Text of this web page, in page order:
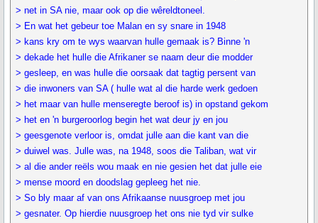
> net in SA nie, maar ook op die wêreldtoneel.
> En wat het gebeur toe Malan en sy snare in 1948
> kans kry om te wys waarvan hulle gemaak is? Binne 'n
> dekade het hulle die Afrikaner se naam deur die modder
> gesleep, en was hulle die oorsaak dat tagtig persent van
> die inwoners van SA ( hulle wat al die harde werk gedoen
> het maar van hulle menseregte beroof is) in opstand gekom
> het en 'n burgeroorlog begin het wat deur jy en jou
> geesgenote verloor is, omdat julle aan die kant van die
> duiwel was. Julle was, na 1948, soos die Taliban, wat vir
> al die ander reëls wou maak en nie gesien het dat julle eie
> mense moord en doodslag gepleeg het nie.
> So bly maar af van ons Afrikaanse nuusgroep met jou
> gesnater. Op hierdie nuusgroep het ons nie tyd vir sulke